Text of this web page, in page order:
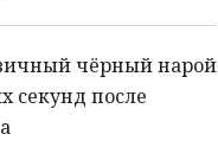
чёрный нарой
секунд после